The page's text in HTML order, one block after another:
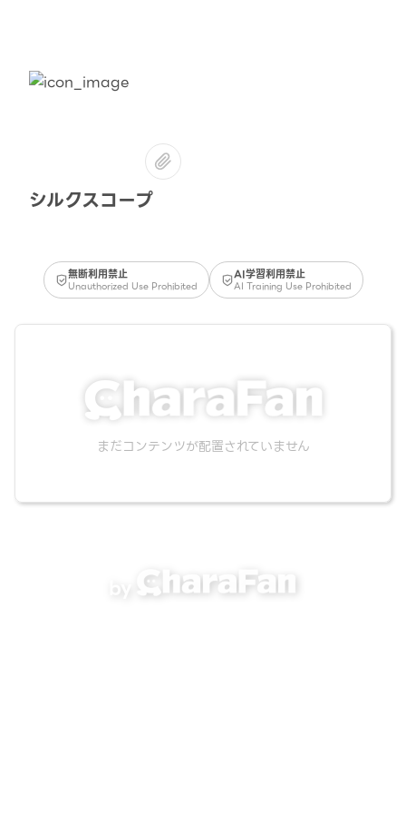
シルクスコープ
無断利用禁止
Unauthorized Use Prohibited
AI学習利用禁止
AI Training Use Prohibited
まだコンテンツが配置されていません